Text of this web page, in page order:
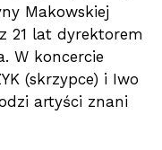
Makowskiej
21 lat dyrektorem
W koncercie
(skrzypce) i Iwo
artyści znani